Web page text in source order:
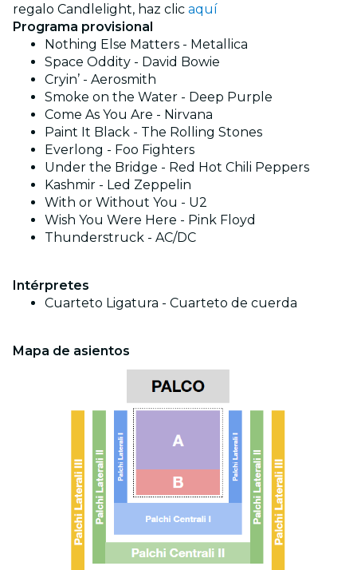
regalo Candlelight, haz clic aquí
Programa provisional
Nothing Else Matters - Metallica
Space Oddity - David Bowie
Cryin’ - Aerosmith
Smoke on the Water - Deep Purple
Come As You Are - Nirvana
Paint It Black - The Rolling Stones
Everlong - Foo Fighters
Under the Bridge - Red Hot Chili Peppers
Kashmir - Led Zeppelin
With or Without You - U2
Wish You Were Here - Pink Floyd
Thunderstruck - AC/DC
Intérpretes
Cuarteto Ligatura - Cuarteto de cuerda
Mapa de asientos